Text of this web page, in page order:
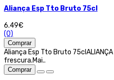
Aliança Esp Tto Bruto 75cl
6.49€
(0)
Comprar
Aliança Esp Tto Bruto
frescura.Mai..
Comprar